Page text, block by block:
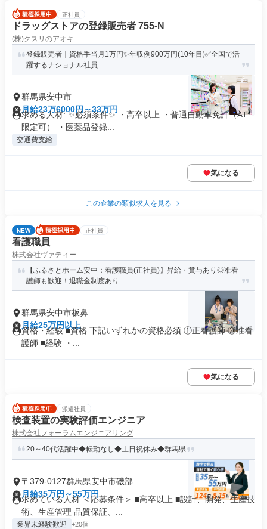
正社員
ドラッグストアの登録販売者 755-N
(株)クスリのアオキ
登録販売者｜資格手当月1万円✨年収例900万円(10年目)✅全国で活
躍するナショナル社員
群馬県安中市
月給23万6000円～33万円
求める人材: ✨必須条件✨ ・高卒以上 ・普通自動車免許（AT
限定可） ・医薬品登録...
交通費支給
気になる
この企業の類似求人を見る
NEW 正社員
看護職員
株式会社ヴァティー
【ふるさとホーム安中：看護職員(正社員)】昇給・賞与あり◎准看
護師も歓迎！退職金制度あり
群馬県安中市板鼻
月給25万円以上
資格・経験 ■資格 下記いずれかの資格必須 ①正看護師 ②准看
護師 ■経験 ・...
気になる
派遣社員
検査装置の実験評価エンジニア
株式会社フォーラムエンジニアリング
20～40代活躍中◆転勤なし◆土日祝休み◆群馬県
〒379-0127群馬県安中市磯部
月給35万円～55万円
求めている人材 ＜応募条件＞ ■高卒以上 ■設計、開発、生産技
術、生産管理 品質保証、...
業界未経験歓迎 +20個